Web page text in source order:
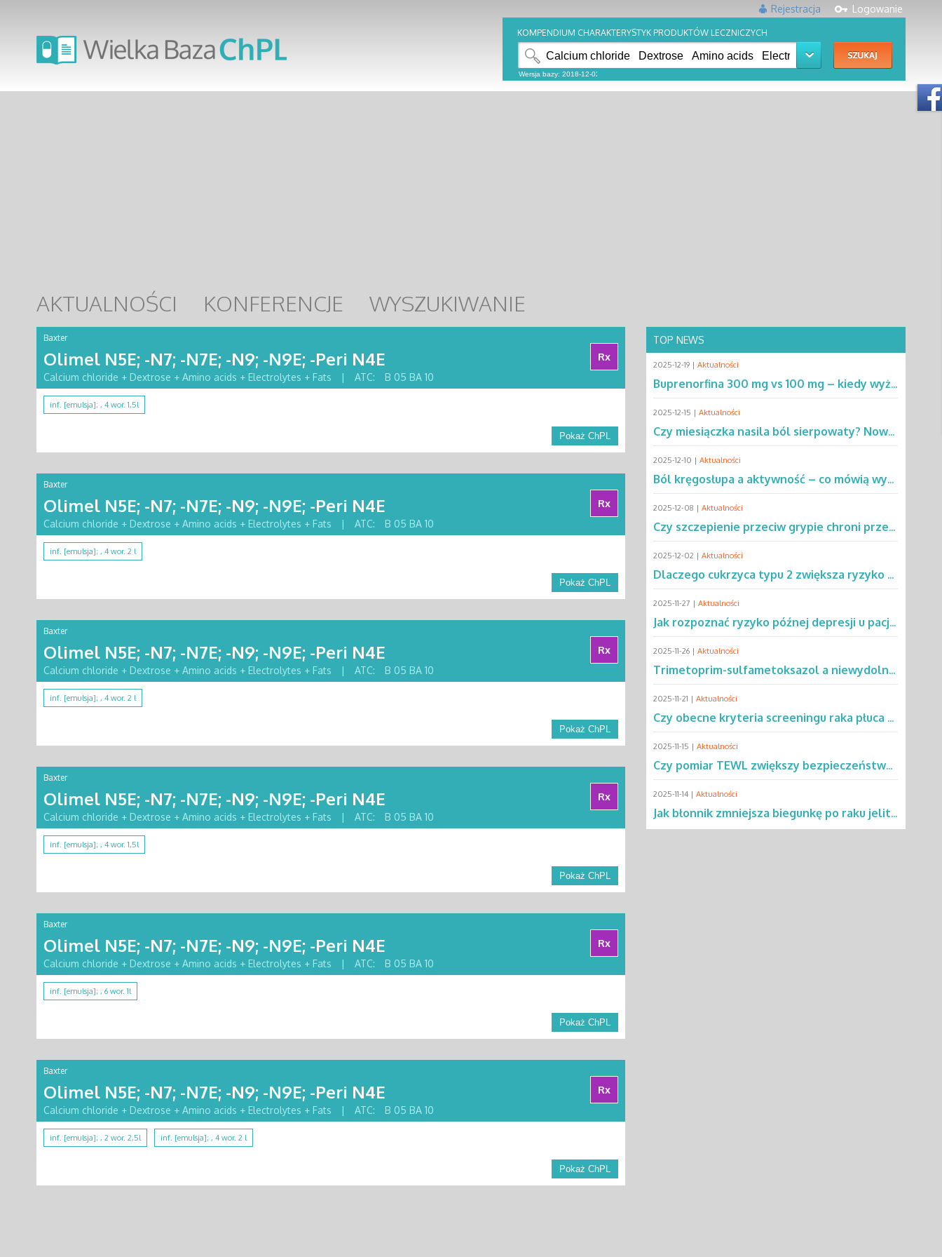
Logowanie
Rejestracja
KOMPENDIUM CHARAKTERYSTYK PRODUKTÓW LECZNICZYCH
AKTUALNOŚCI KONFERENCJE WYSZUKIWANIE
Baxter
Olimel N5E; -N7; -N7E; -N9; -N9E; -Peri N4E
Rx
Calcium chloride + Dextrose + Amino acids + Electrolytes + Fats
| ATC: B 05 BA 10
inf. [emulsja]; , 4 wor. 1,5l
Pokaż ChPL
Baxter
Olimel N5E; -N7; -N7E; -N9; -N9E; -Peri N4E
Rx
Calcium chloride + Dextrose + Amino acids + Electrolytes + Fats
| ATC: B 05 BA 10
inf. [emulsja]; , 4 wor. 2 l
Pokaż ChPL
Baxter
Olimel N5E; -N7; -N7E; -N9; -N9E; -Peri N4E
Rx
Calcium chloride + Dextrose + Amino acids + Electrolytes + Fats
| ATC: B 05 BA 10
inf. [emulsja]; , 4 wor. 2 l
Pokaż ChPL
Baxter
Olimel N5E; -N7; -N7E; -N9; -N9E; -Peri N4E
Rx
Calcium chloride + Dextrose + Amino acids + Electrolytes + Fats
| ATC: B 05 BA 10
inf. [emulsja]; , 4 wor. 1,5l
Pokaż ChPL
Baxter
Olimel N5E; -N7; -N7E; -N9; -N9E; -Peri N4E
Rx
Calcium chloride + Dextrose + Amino acids + Electrolytes + Fats
| ATC: B 05 BA 10
inf. [emulsja]; , 6 wor. 1l
Pokaż ChPL
Baxter
Olimel N5E; -N7; -N7E; -N9; -N9E; -Peri N4E
Rx
Calcium chloride + Dextrose + Amino acids + Electrolytes + Fats
| ATC: B 05 BA 10
inf. [emulsja]; , 2 wor. 2,5l inf. [emulsja]; , 4 wor. 2 l
Pokaż ChPL
TOP NEWS
2025-12-19 | Aktualności
Buprenorfina 300 mg vs 100 mg – kiedy wyższa dawka ma przewagę? Sprawdź!
2025-12-15 | Aktualności
Czy miesiączka nasila ból sierpowaty? Nowe dane zmieniają podejście do SCD
2025-12-10 | Aktualności
Ból kręgosłupa a aktywność – co mówią wyniki rocznej obserwacji?
2025-12-08 | Aktualności
Czy szczepienie przeciw grypie chroni przed chorobą Parkinsona?
2025-12-02 | Aktualności
Dlaczego cukrzyca typu 2 zwiększa ryzyko gruźlicy? Poznaj mechanizmy
2025-11-27 | Aktualności
Jak rozpoznać ryzyko późnej depresji u pacjentów po leczeniu raka?
2025-11-26 | Aktualności
Trimetoprim-sulfametoksazol a niewydolność oddechowa – co mówią dane?
2025-11-21 | Aktualności
Czy obecne kryteria screeningu raka płuca wykluczają 2/3 pacjentów?
2025-11-15 | Aktualności
Czy pomiar TEWL zwiększy bezpieczeństwo testów alergicznych u dzieci?
2025-11-14 | Aktualności
Jak błonnik zmniejsza biegunkę po raku jelita grubego?